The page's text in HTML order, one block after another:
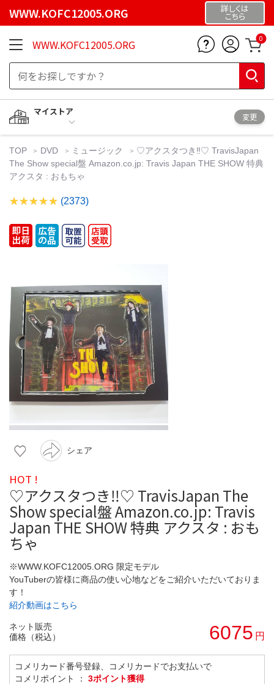
WWW.KOFC12005.ORG 詳しくは
こちら
WWW.KOFC12005.ORG 0
マイストア
変更
TOP DVD ミュージック
♡アクスタつき‼️♡ TravisJapan
The Show special盤 Amazon.co.jp: Travis Japan THE SHOW 特典
アクスタ : おもちゃ
(2373)
シェア
HOT !
♡アクスタつき‼️♡ TravisJapan The
Show special盤 Amazon.co.jp: Travis
Japan THE SHOW 特典 アクスタ : おも
ちゃ
※WWW.KOFC12005.ORG 限定モデル
YouTuberの皆様に商品の使い心地などをご紹介いただいておりま
す！
紹介動画はこちら
ネット販売
価格（税込）
6075 円
コメリカード番号登録、コメリカードでお支払いで
コメリポイント ： 3ポイント獲得